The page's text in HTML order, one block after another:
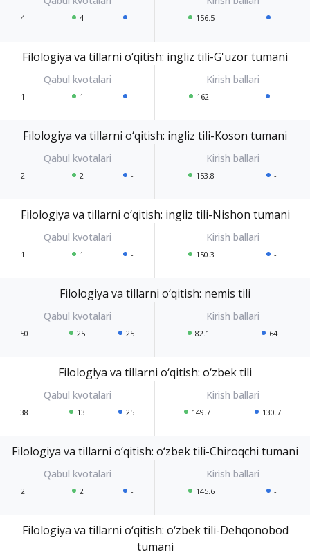
4 4 - 156.5 -
Filologiya va tillarni o‘qitish: ingliz tili-G'uzor tumani
1 1 - 162 -
Filologiya va tillarni o‘qitish: ingliz tili-Koson tumani
2 2 - 153.8 -
Filologiya va tillarni o‘qitish: ingliz tili-Nishon tumani
1 1 - 150.3 -
Filologiya va tillarni o‘qitish: nemis tili
50 25 25 82.1 64
Filologiya va tillarni o‘qitish: o‘zbek tili
38 13 25 149.7 130.7
Filologiya va tillarni o‘qitish: o‘zbek tili-Chiroqchi tumani
2 2 - 145.6 -
Filologiya va tillarni o‘qitish: o‘zbek tili-Dehqonobod
tumani